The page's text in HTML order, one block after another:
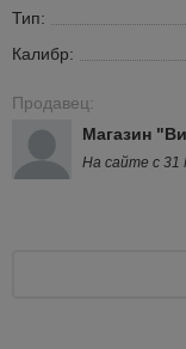
Тип:
Калибр:
Продавец:
Магазин
На сайте с 31